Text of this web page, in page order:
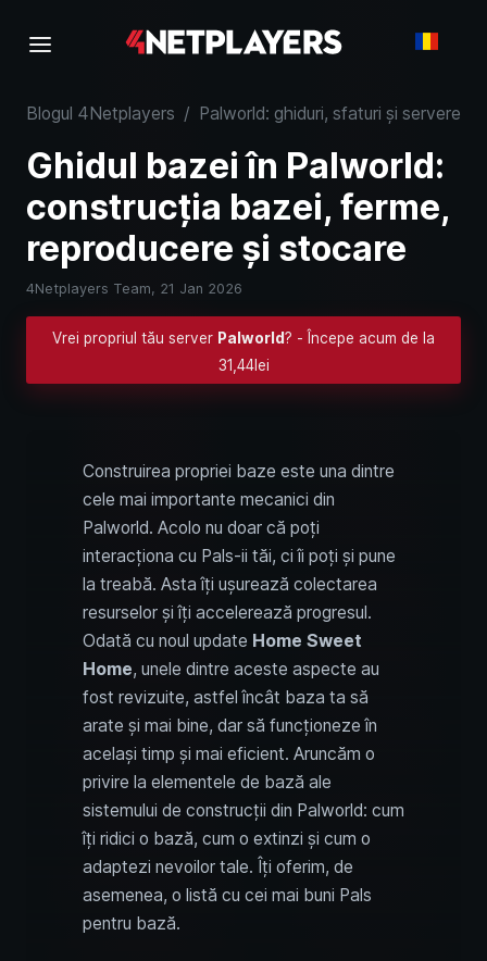
Blogul 4Netplayers / Palworld: ghiduri, sfaturi și servere
Ghidul bazei în Palworld:
construcția bazei, ferme,
reproducere și stocare
4Netplayers Team, 21 Jan 2026
Vrei propriul tău server Palworld? - Începe acum de la
31,44lei
Construirea propriei baze este una dintre
cele mai importante mecanici din
Palworld. Acolo nu doar că poți
interacționa cu Pals-ii tăi, ci îi poți și pune
la treabă. Asta îți ușurează colectarea
resurselor și îți accelerează progresul.
Odată cu noul update Home Sweet
Home, unele dintre aceste aspecte au
fost revizuite, astfel încât baza ta să
arate și mai bine, dar să funcționeze în
același timp și mai eficient. Aruncăm o
privire la elementele de bază ale
sistemului de construcții din Palworld: cum
îți ridici o bază, cum o extinzi și cum o
adaptezi nevoilor tale. Îți oferim, de
asemenea, o listă cu cei mai buni Pals
pentru bază.